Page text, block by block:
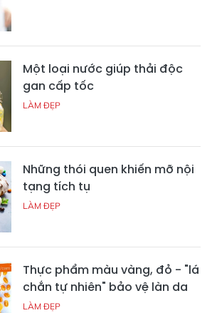
Một loại nước giúp thải độc
gan cấp tốc
LÀM ĐẸP
Những thói quen khiến mỡ nội
tạng tích tụ
LÀM ĐẸP
Thực phẩm màu vàng, đỏ - "lá
chắn tự nhiên" bảo vệ làn da
LÀM ĐẸP